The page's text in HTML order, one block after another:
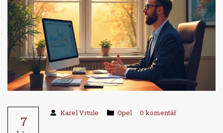
7
Karel Vrtule Opel 0 komentář